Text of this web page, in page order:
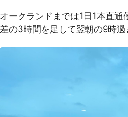
オークランドまでは1日1本直
差の3時間を足して翌朝の9時過